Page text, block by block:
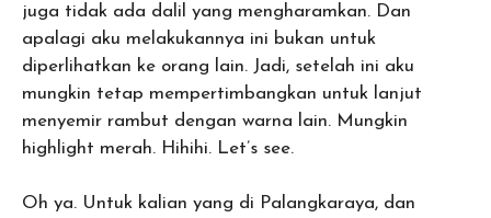
juga tidak ada dalil yang mengharamkan. Dan
apalagi aku melakukannya ini bukan untuk
diperlihatkan ke orang lain. Jadi, setelah ini aku
mungkin tetap mempertimbangkan untuk lanjut
menyemir rambut dengan warna lain. Mungkin
highlight merah. Hihihi. Let’s see.
Oh ya. Untuk kalian yang di Palangkaraya, dan